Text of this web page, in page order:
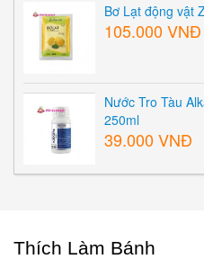
Bơ Lạt động vật
105.000 VNĐ
Nước Tro Tàu
250ml
39.000 VNĐ
Thích Làm Bánh